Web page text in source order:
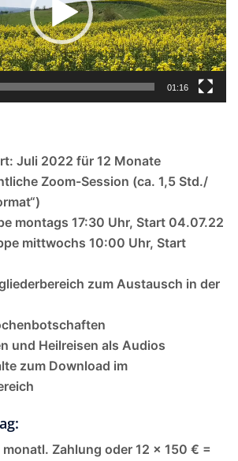
01:16
Juli 2022 für 12 Monate
Zoom-Session (ca. 1,5 Std./
montags 17:30 Uhr, Start 04.07.22
mittwochs 10:00 Uhr, Start
zum Austausch in der
und Heilreisen als Audios
zum Download im
Zahlung oder 12 x 150 € =